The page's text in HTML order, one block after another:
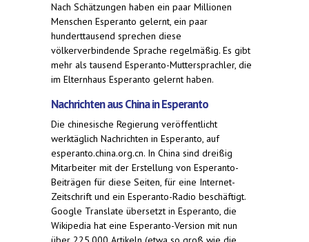
Nach Schätzungen haben ein paar Millionen
Menschen Esperanto gelernt, ein paar
hunderttausend sprechen diese
völkerverbindende Sprache regelmäßig. Es gibt
mehr als tausend Esperanto-Muttersprachler, die
im Elternhaus Esperanto gelernt haben.
Nachrichten aus China in Esperanto
Die chinesische Regierung veröffentlicht
werktäglich Nachrichten in Esperanto, auf
esperanto.china.org.cn. In China sind dreißig
Mitarbeiter mit der Erstellung von Esperanto-
Beiträgen für diese Seiten, für eine Internet-
Zeitschrift und ein Esperanto-Radio beschäftigt.
Google Translate übersetzt in Esperanto, die
Wikipedia hat eine Esperanto-Version mit nun